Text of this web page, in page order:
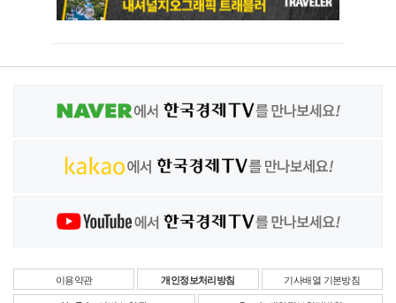
이용약관 개인정보처리방침 기사배열 기본방침